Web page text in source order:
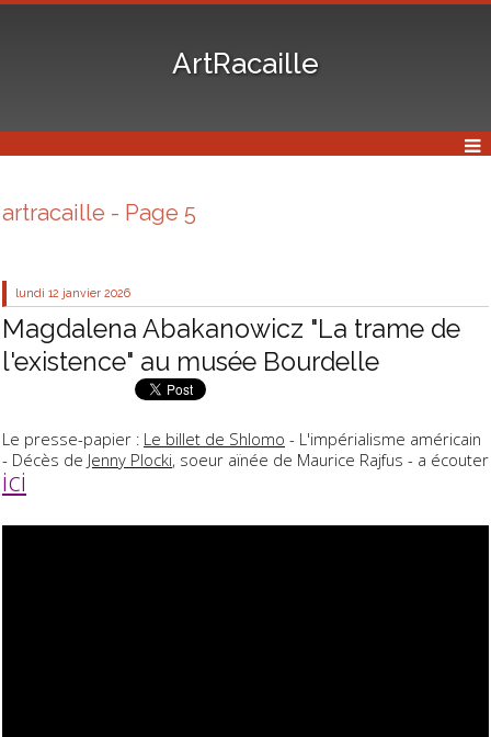
ArtRacaille
artracaille - Page 5
lundi 12 janvier 2026
Magdalena Abakanowicz "La trame de
l'existence" au musée Bourdelle
Le presse-papier : Le billet de Shlomo - L'impérialisme américain
- Décès de Jenny Plocki, soeur aïnée de Maurice Rajfus - a écouter
ici